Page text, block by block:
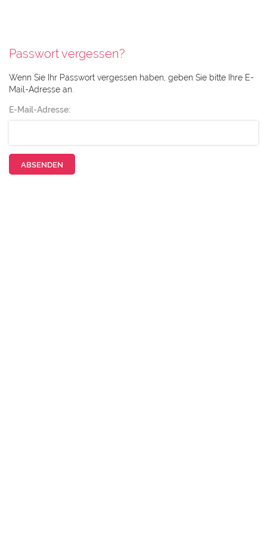
Passwort vergessen?
Wenn Sie Ihr Passwort vergessen haben, geben Sie bitte Ihre E-
Mail-Adresse an.
E-Mail-Adresse: